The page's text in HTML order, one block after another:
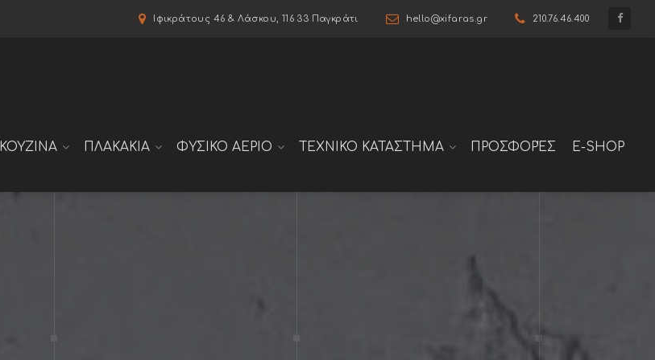
Ιφικράτους 46 & Λάσκου, 116 33 Παγκράτι hello@xifaras.gr 210.76.46.400
ΚΟΥΖΙΝΑ ΠΛΑΚΑΚΙΑ ΦΥΣΙΚΟ ΑΕΡΙΟ ΤΕΧΝΙΚΟ ΚΑΤΑΣΤΗΜΑ ΠΡΟΣΦΟΡΈΣ E-SHOP